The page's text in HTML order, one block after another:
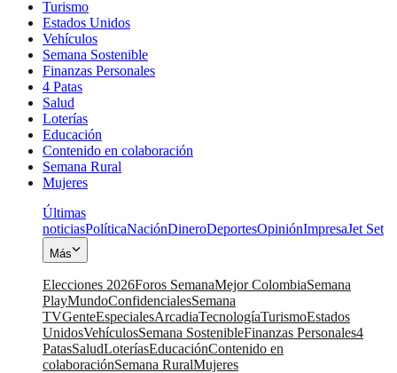
Turismo
Estados Unidos
Vehículos
Semana Sostenible
Finanzas Personales
4 Patas
Salud
Loterías
Educación
Contenido en colaboración
Semana Rural
Mujeres
Últimas
noticiasPolíticaNaciónDineroDeportesOpiniónImpresaJet Set
Más
Elecciones 2026Foros SemanaMejor ColombiaSemana
PlayMundoConfidencialesSemana
TVGenteEspecialesArcadiaTecnologíaTurismoEstados
UnidosVehículosSemana SostenibleFinanzas Personales4
PatasSaludLoteríasEducaciónContenido en
colaboraciónSemana RuralMujeres